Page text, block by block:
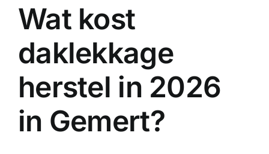
Wat kost
daklekkage
herstel in 2026
in Gemert?